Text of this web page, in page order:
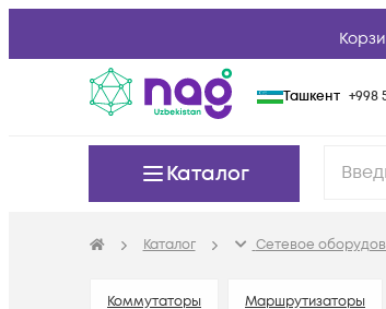
Ташкент +998
Каталог
Каталог Сетевое
Коммутаторы Маршрутизаторы